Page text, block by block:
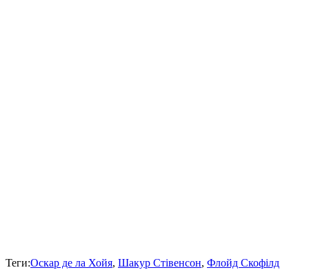
Теги:Оскар де ла Хойя, Шакур Стівенсон, Флойд Скофілд